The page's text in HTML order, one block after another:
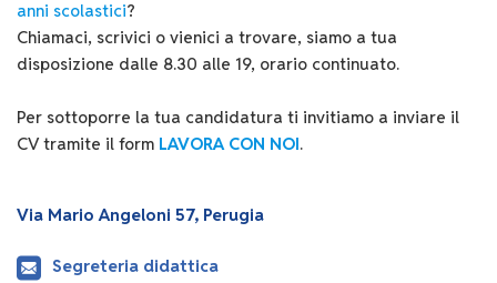
anni scolastici?
Chiamaci, scrivici o vienici a trovare, siamo a tua
disposizione dalle 8.30 alle 19, orario continuato.
Per sottoporre la tua candidatura ti invitiamo a inviare il
CV tramite il form LAVORA CON NOI.
Via Mario Angeloni 57, Perugia
Segreteria didattica